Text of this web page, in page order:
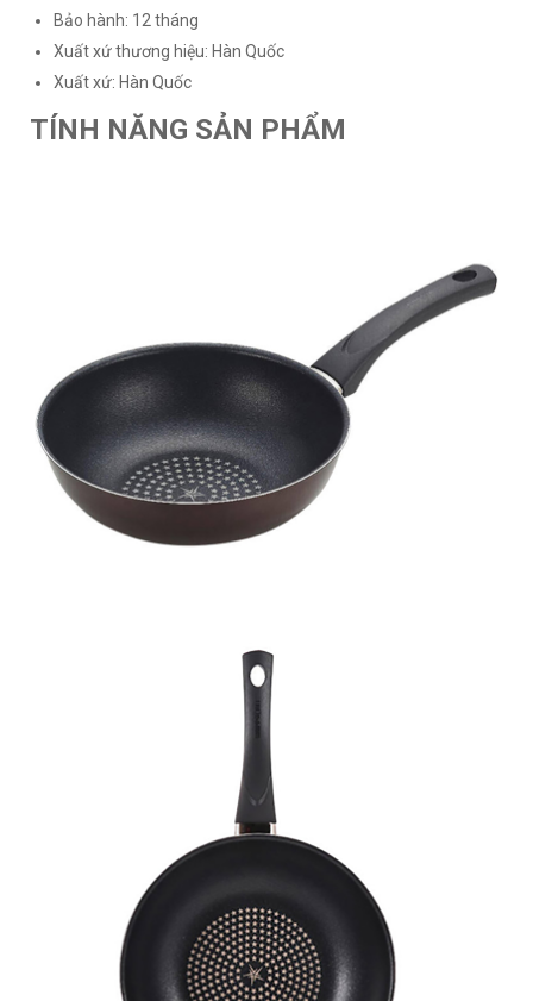
Bảo hành: 12 tháng
Xuất xứ thương hiệu: Hàn Quốc
Xuất xứ: Hàn Quốc
TÍNH NĂNG SẢN PHẨM